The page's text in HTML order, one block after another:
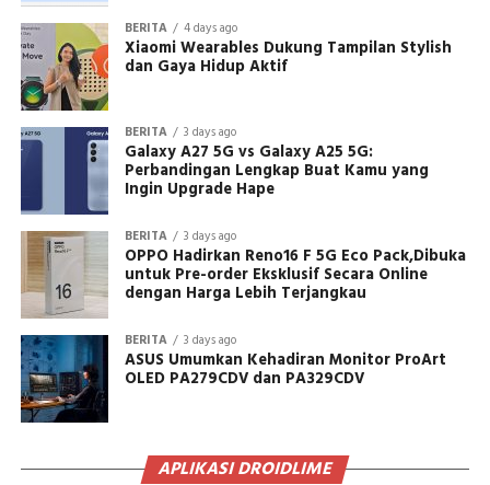
BERITA 4 days ago
Xiaomi Wearables Dukung Tampilan Stylish
dan Gaya Hidup Aktif
BERITA 3 days ago
Galaxy A27 5G vs Galaxy A25 5G:
Perbandingan Lengkap Buat Kamu yang
Ingin Upgrade Hape
BERITA 3 days ago
OPPO Hadirkan Reno16 F 5G Eco Pack,Dibuka
untuk Pre-order Eksklusif Secara Online
dengan Harga Lebih Terjangkau
BERITA 3 days ago
ASUS Umumkan Kehadiran Monitor ProArt
OLED PA279CDV dan PA329CDV
APLIKASI DROIDLIME